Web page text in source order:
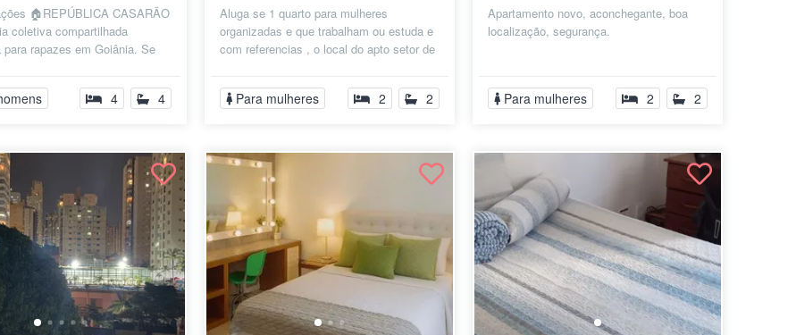
🏠REPÚBLICA CASARÃO
coletiva compartilhada
para rapazes em Goiânia. Se
4 4
Aluga se 1 quarto para mulheres
organizadas e que trabalham ou estuda e
com referencias , o local do apto setor de
Para mulheres 2 2
Apartamento novo, aconchegante, boa
localização, segurança.
Para mulheres 2 2